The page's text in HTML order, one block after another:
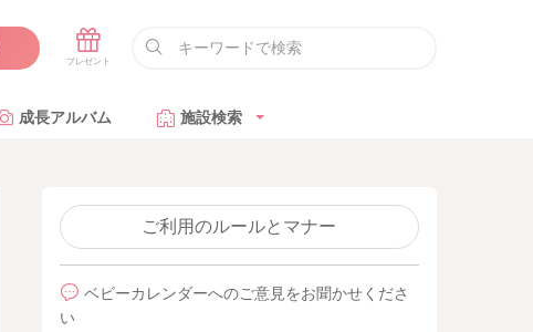
成長アルバム 施設検索
ご利用のルールとマナー
ベビーカレンダーへのご意見をお聞かせくださ
い